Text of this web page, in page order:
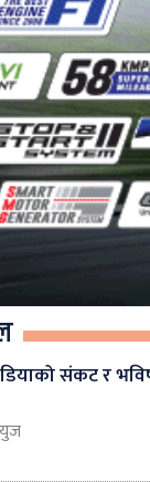
संकट र